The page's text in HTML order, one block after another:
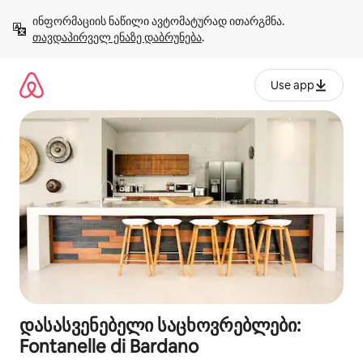
გადასვლა
თავდაპირველ ენაზე დაბრუნება.
Use app
დასასვენებელი საცხოვრებლები:
Fontanelle di Bardano